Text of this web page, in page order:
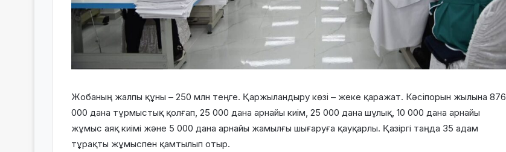
Жобаның жалпы құны – 250 млн теңге. Қаржыландыру көзі – жеке қаражат. Кәсіпорын жылына 876
000 дана тұрмыстық қолғап, 25 000 дана арнайы киім, 25 000 дана шұлық, 10 000 дана арнайы
жұмыс аяқ киімі және 5 000 дана арнайы жамылғы шығаруға қауқарлы. Қазіргі таңда 35 адам
тұрақты жұмыспен қамтылып отыр.